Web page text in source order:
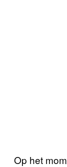
Op het